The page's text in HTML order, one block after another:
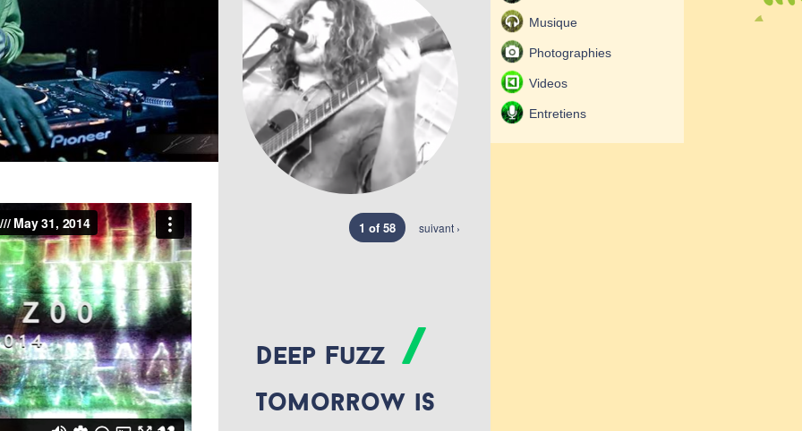
1 of 58 suivant ›
Deep Fuzz /
Tomorrow is
Musique
Photographies
Videos
Entretiens